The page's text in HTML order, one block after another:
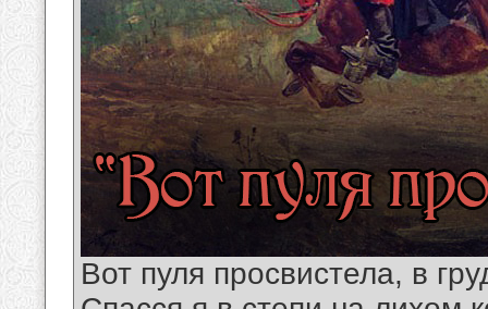
Вот пуля просвистела, в